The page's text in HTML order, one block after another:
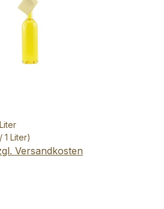
1 Liter)
Versandkosten
von 4.92 von 5 Sternen